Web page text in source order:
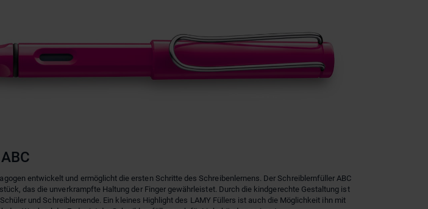
entwickelt und ermöglicht die ersten Schritte des Schreibenlernens. Der Schreiblernfüller ABC
das die unverkrampfte Haltung der Finger gewährleistet. Durch die kindgerechte Gestaltung ist
und Schreiblernende. Ein kleines Highlight des LAMY Füllers ist auch die Möglichkeit ihn mit